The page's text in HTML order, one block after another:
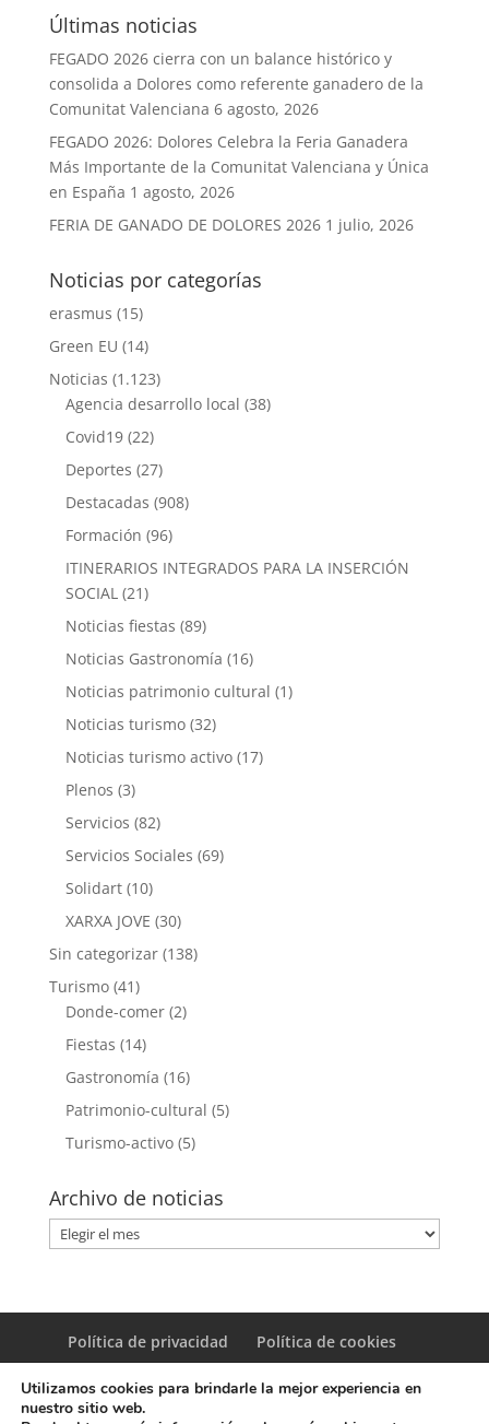
Últimas noticias
FEGADO 2026 cierra con un balance histórico y
consolida a Dolores como referente ganadero de la
Comunitat Valenciana 6 agosto, 2026
FEGADO 2026: Dolores Celebra la Feria Ganadera
Más Importante de la Comunitat Valenciana y Única
en España 1 agosto, 2026
FERIA DE GANADO DE DOLORES 2026 1 julio, 2026
Noticias por categorías
erasmus (15)
Green EU (14)
Noticias (1.123)
Agencia desarrollo local (38)
Covid19(22)
Deportes (27)
Destacadas (908)
Formación (96)
ITINERARIOS INTEGRADOS PARA LA INSERCIÓN
SOCIAL (21)
Noticias fiestas (89)
Noticias Gastronomía (16)
Noticias patrimonio cultural (1)
Noticias turismo(32)
Noticias turismo activo(17)
Plenos (3)
Servicios (82)
Servicios Sociales (69)
Solidart(10)
XARXA JOVE (30)
Sin categorizar(138)
Turismo(41)
Donde-comer(2)
Fiestas (14)
Gastronomía (16)
Patrimonio-cultural (5)
Turismo-activo(5)
Archivo de noticias
Archivo
de
Política de privacidad Política de cookies
Utilizamos cookies para brindarle la mejor experiencia en
nuestro sitio web.